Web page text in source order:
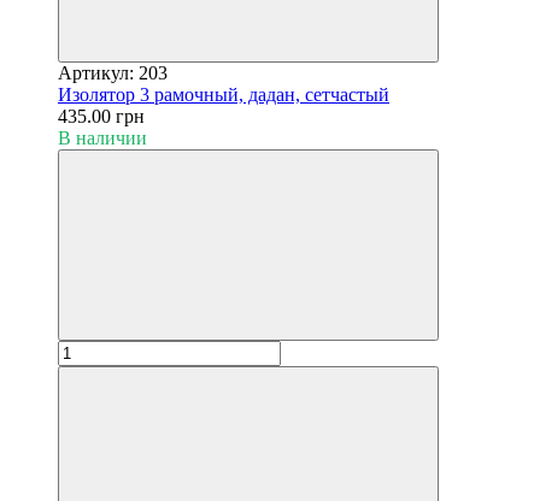
Артикул: 203
Изолятор 3 рамочный, дадан, сетчастый
435.00 грн
В наличии